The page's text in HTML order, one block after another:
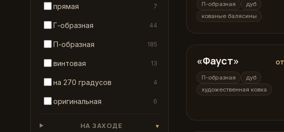
прямая 7
Г-образная 44
П-образная 185
винтовая 13
на 270 градусов 4
оригинальная 6
НА ЗАХОДЕ ▾
П-образная
дуб
кованые балясины
П-образная
«Фауст»
П-образная
дуб
художественная ковка